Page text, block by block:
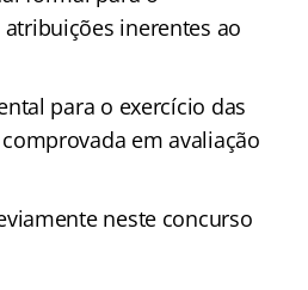
inerentes ao
para o exercício das
em avaliação
neste concurso